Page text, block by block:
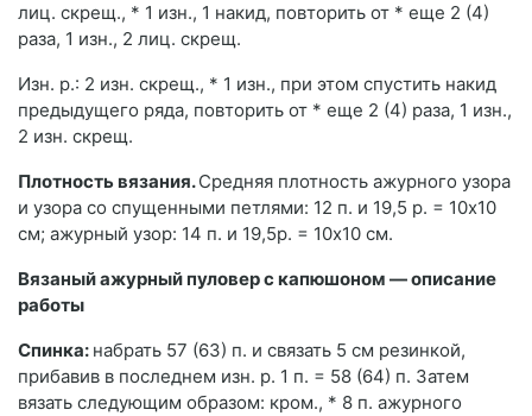
лиц. скрещ., * 1 изн., 1 накид, повторить от * еще 2 (4)
раза, 1 изн., 2 лиц. скрещ.
Изн. р.: 2 изн. скрещ., * 1 изн., при этом спустить накид
предыдущего ряда, повторить от * еще 2 (4) раза, 1 изн.,
2 изн. скрещ.
Плотность вязания.Средняя плотность ажурного узора
и узора со спущенными петлями: 12 п. и 19,5 р. = 10x10
см; ажурный узор: 14 п. и 19,5р. = 10x10 см.
Вязаный ажурный пуловер с капюшоном — описание
работы
Спинка: набрать 57 (63) п. и связать 5 см резинкой,
прибавив в последнем изн. р. 1 п. = 58 (64) п. Затем
вязать следующим образом: кром., * 8 п. ажурного